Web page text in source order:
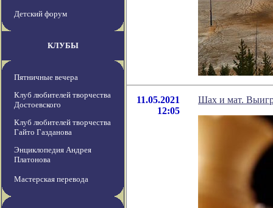
Детский форум
КЛУБЫ
Пятничные вечера
Клуб любителей творчества
Достоевского
Клуб любителей творчества
Гайто Газданова
Энциклопедия Андрея
Платонова
Мастерская перевода
11.05.2021
12:05
Шах и мат.